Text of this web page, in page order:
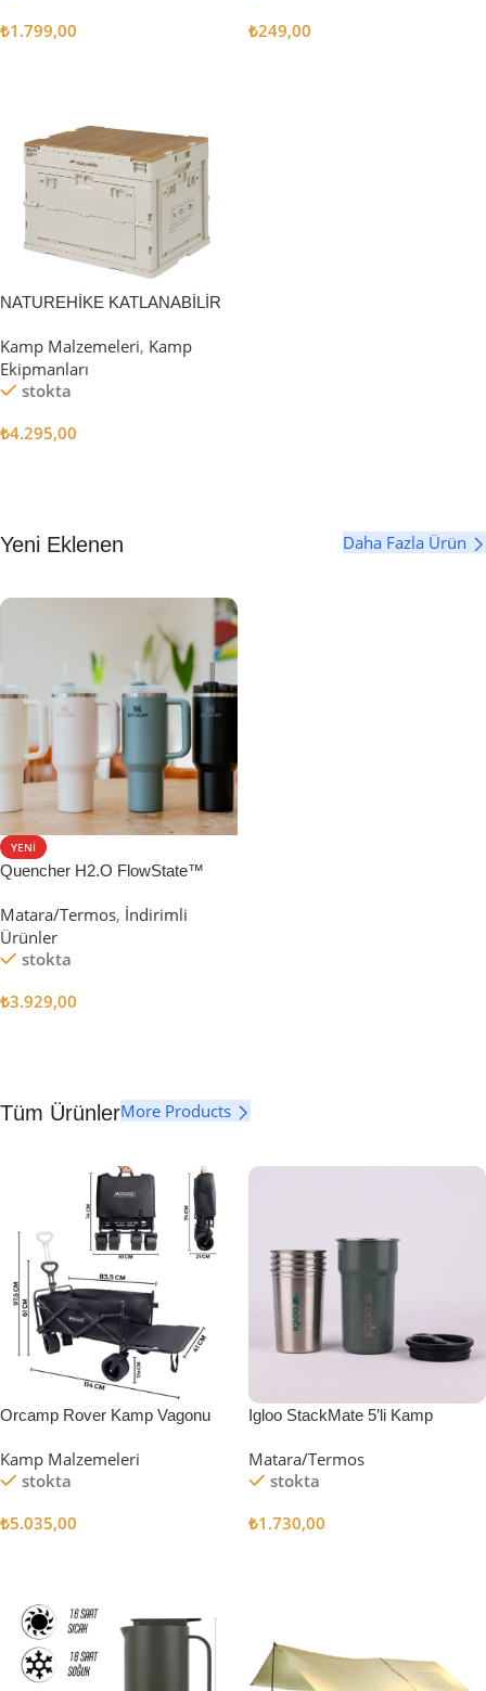
₺1.799,00
₺249,00
NATUREHİKE KATLANABİLİR
Kamp Malzemeleri, Kamp
Ekipmanları
stokta
₺4.295,00
Yeni Eklenen Daha Fazla Ürün
YENI
Quencher H2.O FlowState™
Matara/Termos, İndirimli
Ürünler
stokta
₺3.929,00
Tüm ÜrünlerMore Products
Orcamp Rover Kamp Vagonu
Kamp Malzemeleri
stokta
₺5.035,00
Igloo StackMate 5’li Kamp
Matara/Termos
stokta
₺1.730,00